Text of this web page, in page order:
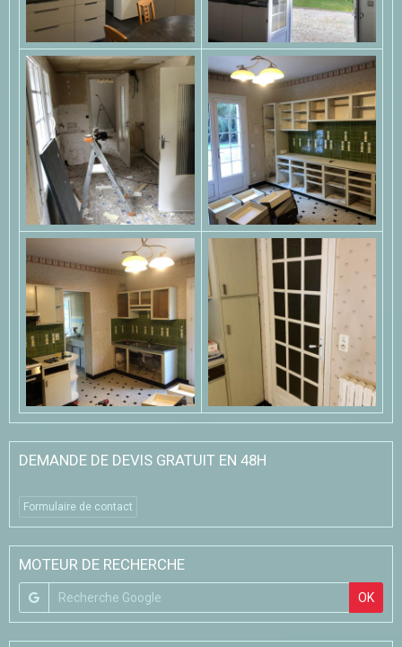
DEMANDE DE DEVIS GRATUIT EN 48H
Formulaire de contact
MOTEUR DE RECHERCHE
OK